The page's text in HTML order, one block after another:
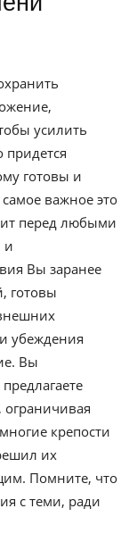
усилить
придется
готовы и
важное это
перед любыми
и
Вы заранее
готовы
убеждения
Вы
крепости
их
Помните, что
с теми, ради